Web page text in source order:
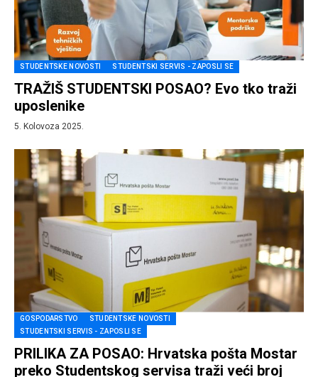
STUDENTSKE NOVOSTI STUDENTSKI SERVIS - ZAPOSLI SE
TRAŽIŠ STUDENTSKI POSAO? Evo tko traži
uposlenike
5. Kolovoza 2025.
GOSPODARSTVO
STUDENTSKE NOVOSTI
STUDENTSKI SERVIS - ZAPOSLI SE
PRILIKA ZA POSAO: Hrvatska pošta Mostar
preko Studentskog servisa traži veći broj